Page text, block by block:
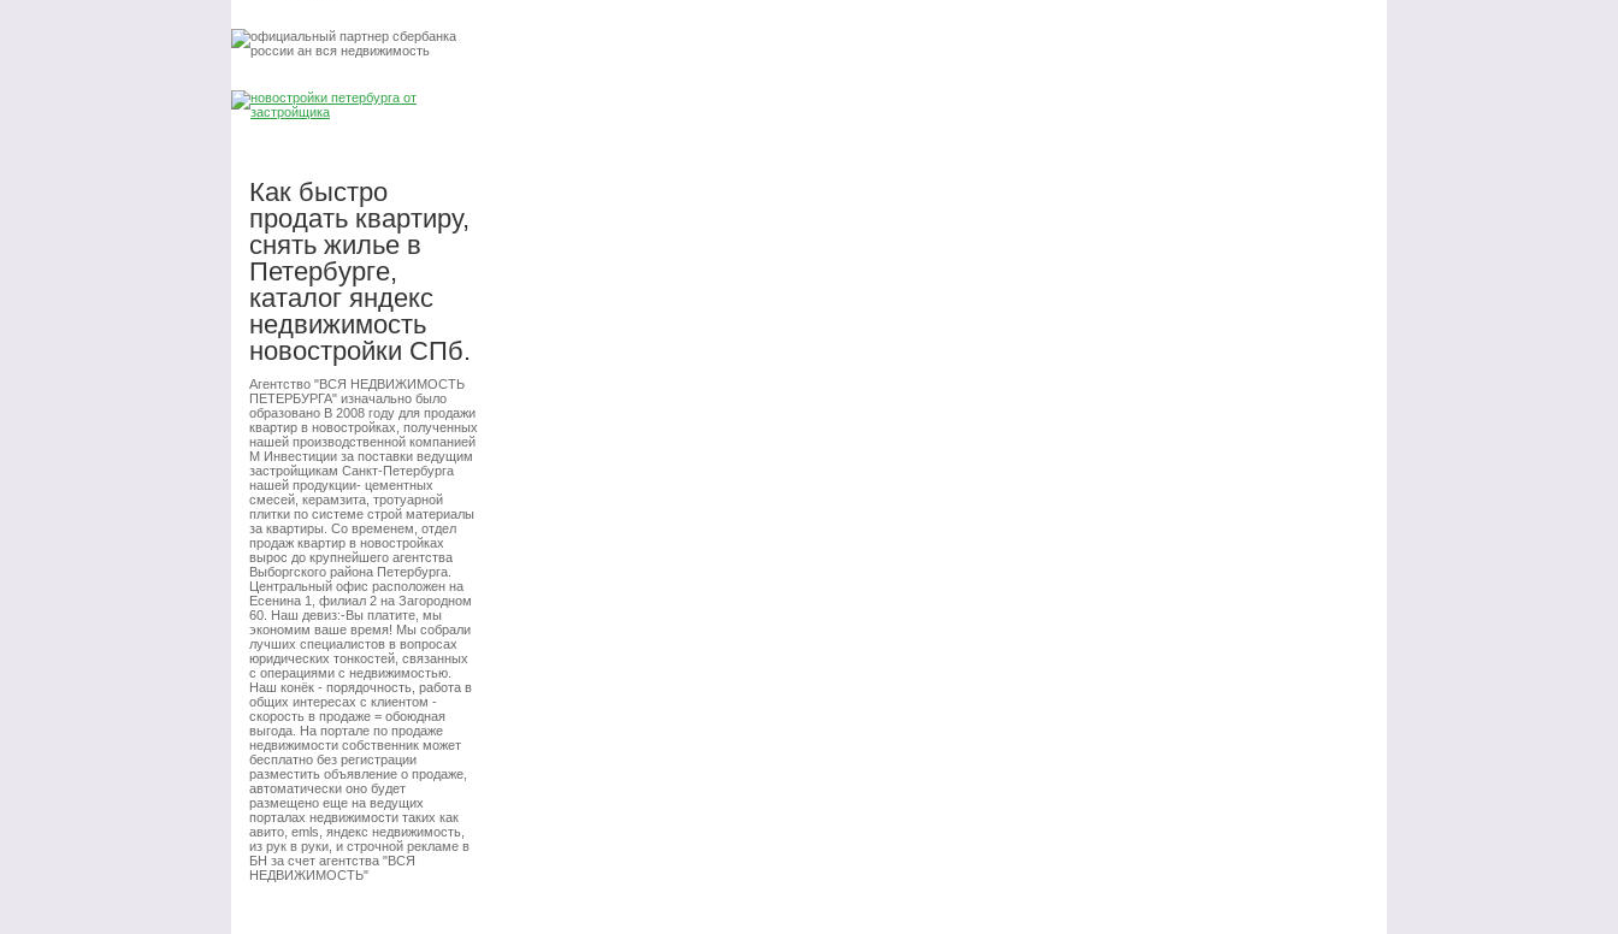
Как быстро
продать квартиру,
снять жилье в
Петербурге,
каталог яндекс
недвижимость
новостройки СПб.
Агентство "ВСЯ НЕДВИЖИМОСТЬ
ПЕТЕРБУРГА" изначально было
образовано В 2008 году для продажи
квартир в новостройках, полученных
нашей производственной компанией
М Инвестиции за поставки ведущим
застройщикам Санкт-Петербурга
нашей продукции- цементных
смесей, керамзита, тротуарной
плитки по системе строй материалы
за квартиры. Со временем, отдел
продаж квартир в новостройках
вырос до крупнейшего агентства
Выборгского района Петербурга.
Центральный офис расположен на
Есенина 1, филиал 2 на Загородном
60. Наш девиз:-Вы платите, мы
экономим ваше время! Мы собрали
лучших специалистов в вопросах
юридических тонкостей, связанных
с операциями с недвижимостью.
Наш конёк - порядочность, работа в
общих интересах с клиентом -
скорость в продаже = обоюдная
выгода. На портале по продаже
недвижимости собственник может
бесплатно без регистрации
разместить объявление о продаже,
автоматически оно будет
размещено еще на ведущих
порталах недвижимости таких как
авито, emls, яндекс недвижимость,
из рук в руки, и строчной рекламе в
БН за счет агентства "ВСЯ
НЕДВИЖИМОСТЬ"